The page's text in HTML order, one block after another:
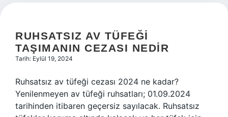
RUHSATSIZ AV TÜFEĞI
TAŞIMANIN CEZASI NEDIR
Tarih: Eylül 19, 2024
Ruhsatsız av tüfeği cezası 2024 ne kadar?
Yenilenmeyen av tüfeği ruhsatları; 01.09.2024
tarihinden itibaren geçersiz sayılacak. Ruhsatsız